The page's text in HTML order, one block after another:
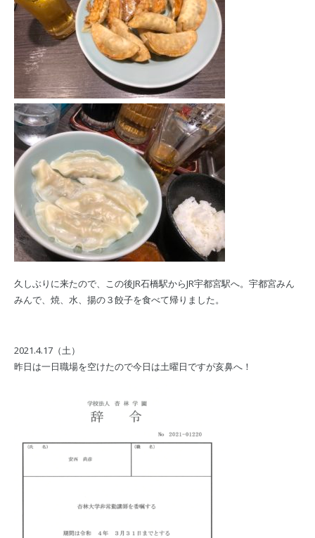
久しぶりに来たので、この後JR石橋駅からJR宇都宮駅へ。宇都宮みん
みんで、焼、水、揚の３餃子を食べて帰りました。
2021.4.17（土）
昨日は一日職場を空けたので今日は土曜日ですが亥鼻へ！